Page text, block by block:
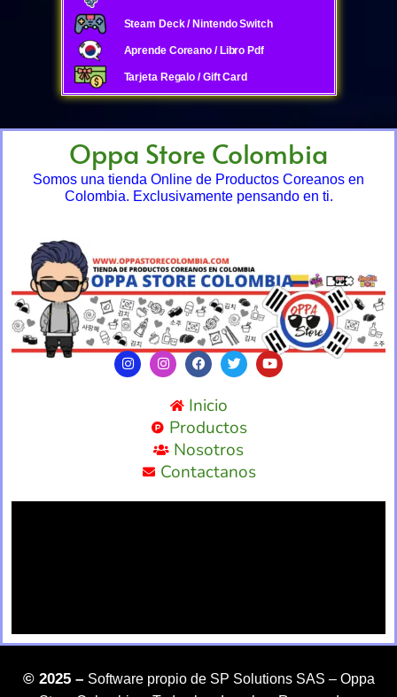
Steam Deck / Nintendo Switch
Aprende Coreano / Libro Pdf
Tarjeta Regalo / Gift Card
Oppa Store Colombia
Somos una tienda Online de Productos Coreanos en
Colombia. Exclusivamente pensando en ti.
Inicio
Productos
Nosotros
Contactanos
©2025 – Software propio de SP Solutions SAS – Oppa